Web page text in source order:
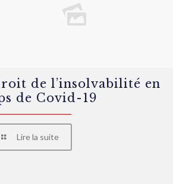
de l’insolvabilité en
de Covid-19
Lire la suite